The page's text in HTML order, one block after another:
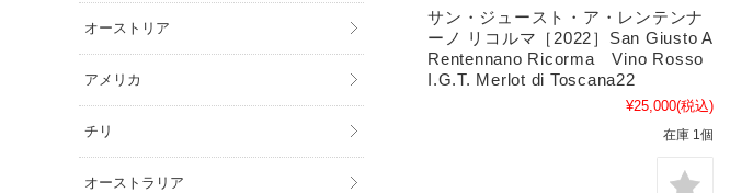
サン・ジュースト・ア・レンテンナ
ーノ リコルマ［2022］San Giusto A
Rentennano Ricorma Vino Rosso
I.G.T. Merlot di Toscana22
¥25,000(税込)
在庫 1個
オーストリア
アメリカ
チリ
オーストラリア